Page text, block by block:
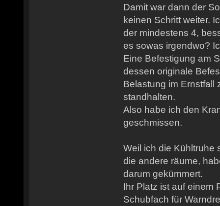
Damit war dann der
keinen Schritt weiter.
der mindestens 4,
es sowas irgendwo?
Eine Befestigung am
dessen originale
Belastung im Ernstfall
standhalten.
Also habe ich den
geschmissen.
Weil ich die Kühltruhe
die andere räume,
darum gekümmert.
Ihr Platz ist auf einem
Schubfach für